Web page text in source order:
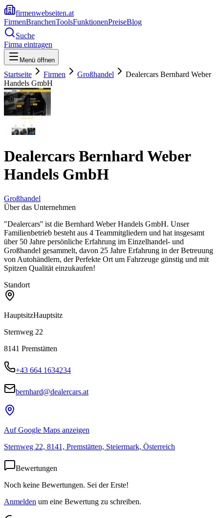
firmenwebseiten.at
FirmenBranchenToolsFunktionenPreiseBlog
Suche
Firma eintragen
Menü öffnen
Startseite Firmen Großhandel
Dealercars Bernhard Weber
Handels GmbH
Dealercars Bernhard Weber
Handels GmbH
Großhandel
Über das Unternehmen
"Dealercars'' ist die Bernhard Weber Handels GmbH. Unser
Familienbetrieb besteht aus 4 Teammitgliedern und hat insgesamt
über 50 Jahre persönliche Erfahrung im Einzelhandel- und
Großhandel gesammelt, davon 25 Jahre Erfahrung in der Betreuung
von Autohändlern, der Perfekte Ort um Fahrzeuge günstig und mit
Spitzen Qualität einzukaufen!
Standort
HauptsitzHauptsitz
Sternweg 22
8141 Premstätten
+43 664 1634234
bernhard@dealercars.at
Auf Google Maps anzeigen
Sternweg 22, 8141, Premstätten, Steiermark, Österreich
Bewertungen
Noch keine Bewertungen. Sei der Erste!
Anmelden um eine Bewertung zu schreiben.